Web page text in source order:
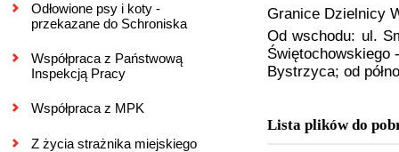
Odłowione psy i koty -
przekazane do Schroniska
Współpraca z Państwową
Inspekcją Pracy
Współpraca z MPK
Z życia strażnika miejskiego
Granice Dzielnicy
Od wschodu: ul.
Świętochowskiego
Bystrzyca; od
Lista plików do